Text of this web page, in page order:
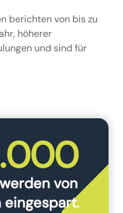
berichten von bis zu
höherer
und sind für
von
eingespart.